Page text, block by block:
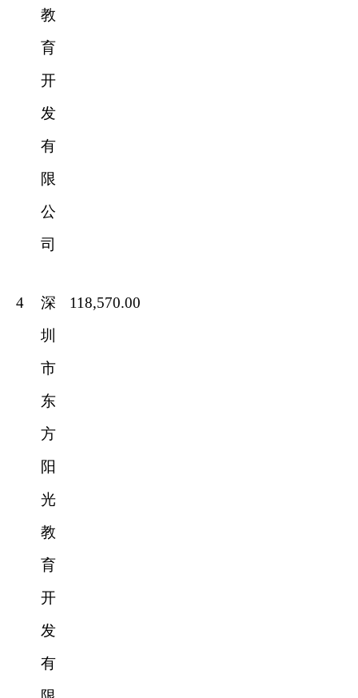
教
育
开
发
有
限
公
司
4
深
圳
市
东
方
阳
光
教
育
开
发
有
118,570.00